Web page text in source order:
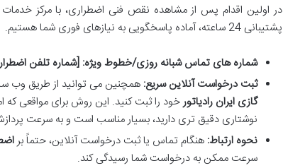
در اولین اقدام پس از مشاهده نقص فنی اضطراری، با مرکز
پشتیبانی 24 ساعته، آماده پاسخگویی به نیازهای فوری شما هستیم.
شماره های تماس شبانه روزی/خطوط ویژه: [شماره تلفن
ثبت درخواست آنلاین سریع: همچنین می توانید از طریق وب
گازی ایران رادیاتورخود را ثبت کنید. این روش برای مواقعی که
نوشتاری دقیق تری دارید، بسیار مناسب است و به سرعت
نحوه ارتباط: هنگام تماس یا ثبت درخواست آنلاین، حتماً بر
سرعت ممکن به درخواست شما رسیدگی کند.